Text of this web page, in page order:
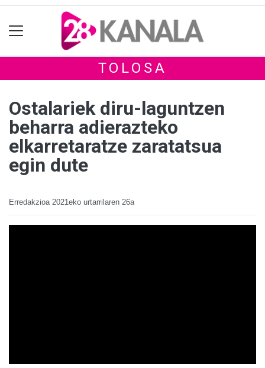
TOLOSA
Ostalariek diru-laguntzen
beharra adierazteko
elkarretaratze zaratatsua
egin dute
Erredakzioa 2021eko urtarrilaren 26a